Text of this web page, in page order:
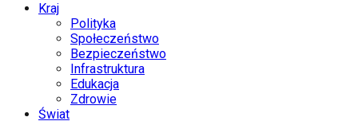
Kraj
Polityka
Społeczeństwo
Bezpieczeństwo
Infrastruktura
Edukacja
Zdrowie
Świat